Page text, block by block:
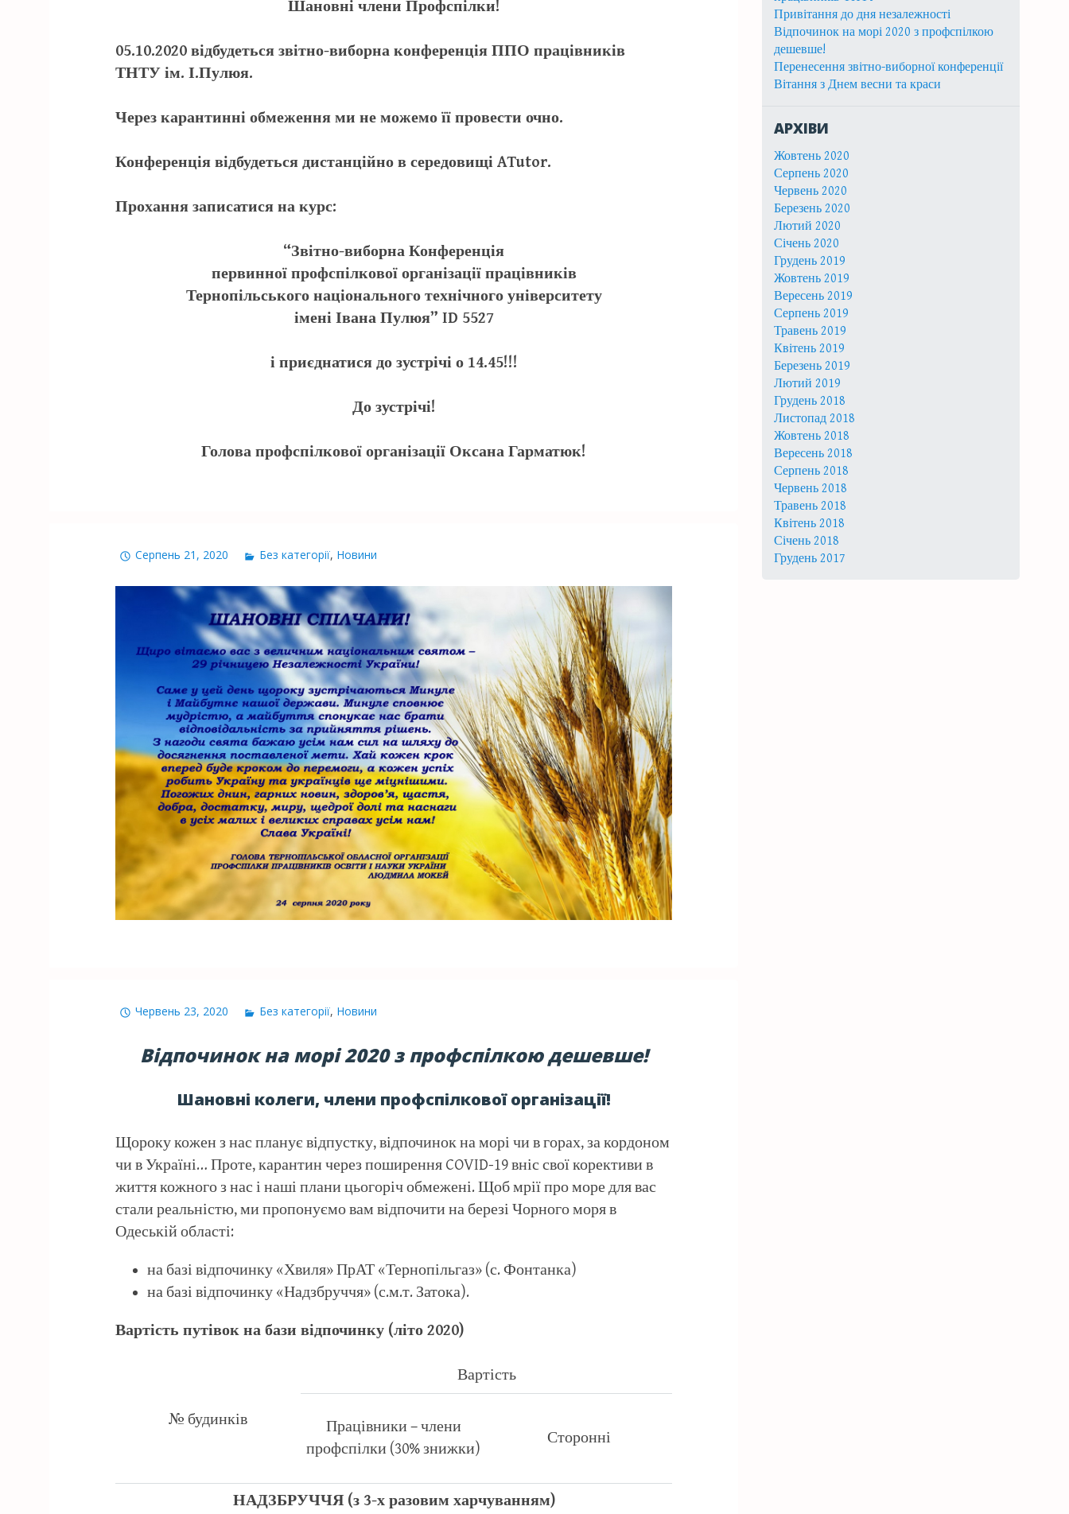
Шановні члени Профспілки!
05.10.2020 відбудеться звітно-виборна конференція ППО працівників
ТНТУ ім. І.Пулюя.
Через карантинні обмеження ми не можемо її провести очно.
Конференція відбудеться дистанційно в середовищі ATutor.
Прохання записатися на курс:
“Звітно-виборна Конференція
первинної профспілкової організації працівників
Тернопільського національного технічного університету
імені Івана Пулюя” ID 5527
і приєднатися до зустрічі о 14.45!!!
До зустрічі!
Голова профспілкової організації Оксана Гарматюк!
Серпень 21, 2020 Без категорії, Новини
Червень 23, 2020 Без категорії, Новини
Відпочинок на морі 2020 з профспілкою дешевше!
Шановні колеги, члени профспілкової організації!
Щороку кожен з нас планує відпустку, відпочинок на морі чи в горах, за кордоном
чи в Україні… Проте, карантин через поширення COVID-19 вніс свої корективи в
життя кожного з нас і наші плани цьогоріч обмежені. Щоб мрії про море для вас
стали реальністю, ми пропонуємо вам відпочити на березі Чорного моря в
Одеській області:
на базі відпочинку «Хвиля» ПрАТ «Тернопільгаз» (с. Фонтанка)
на базі відпочинку «Надзбруччя» (с.м.т. Затока).
Вартість путівок на бази відпочинку (літо 2020)
№ будинків
Вартість
Працівники – члени
профспілки (30% знижки)
Сторонні
НАДЗБРУЧЧЯ (з 3-х разовим харчуванням)
Привітання до дня незалежності
Відпочинок на морі 2020 з профспілкою
дешевше!
Перенесення звітно-виборної конференції
Вітання з Днем весни та краси
АРХІВИ
Жовтень 2020
Серпень 2020
Червень 2020
Березень 2020
Лютий 2020
Січень 2020
Грудень 2019
Жовтень 2019
Вересень 2019
Серпень 2019
Травень 2019
Квітень 2019
Березень 2019
Лютий 2019
Грудень 2018
Листопад 2018
Жовтень 2018
Вересень 2018
Серпень 2018
Червень 2018
Травень 2018
Квітень 2018
Січень 2018
Грудень 2017